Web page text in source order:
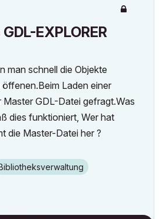
EXPLORER
man schnell die Objekte
Laden einer
GDL-Datei gefragt.Was
dies funktioniert, Wer hat
die Master-Datei her ?
Bibliotheksverwaltung